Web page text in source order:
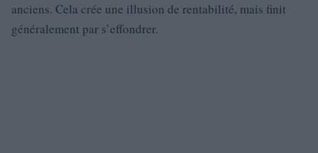
anciens. Cela crée une illusion de rentabilité, mais finit
généralement par s’effondrer.